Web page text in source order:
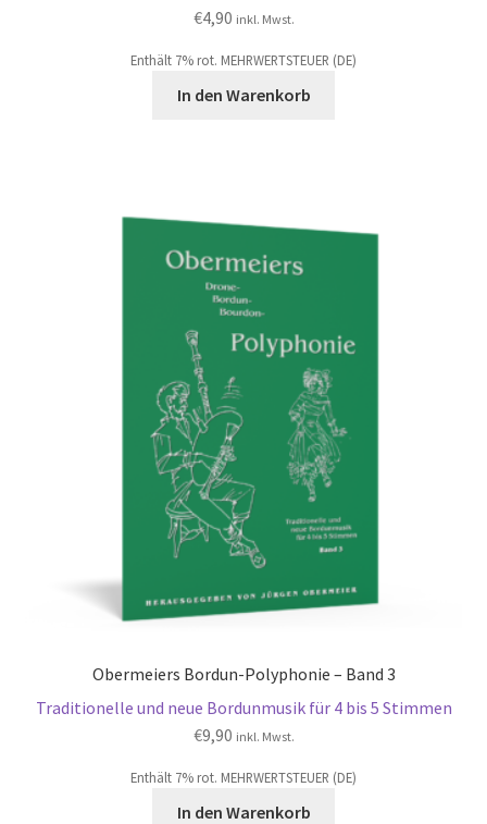
€4,90 inkl. Mwst.
Enthält 7% rot. MEHRWERTSTEUER (DE)
In den Warenkorb
Obermeiers Bordun-Polyphonie – Band 3
Traditionelle und neue Bordunmusik für 4 bis 5 Stimmen
€9,90 inkl. Mwst.
Enthält 7% rot. MEHRWERTSTEUER (DE)
In den Warenkorb